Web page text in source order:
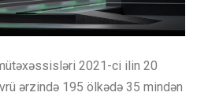
2021-ci ilin 20
ərzində 195 ölkədə 35 mindən